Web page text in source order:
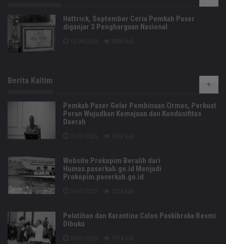
Hattrick, September Ceria Pemkab Paser
diganjar 3 Penghargaan Nasional
Berita Kaltim
Pemkab Paser Gelar Pembinaan Ormas, Perkuat
Peran Wujudkan Kemajuan dan Kondusifitas
Daerah
Website Prokopim Beralih dari
Humas.paserkab.go.id Menjadi
Prokopim.paserkab.go.id
Pelatihan dan Karantina Calon Paskibraka Resmi
Dibuka